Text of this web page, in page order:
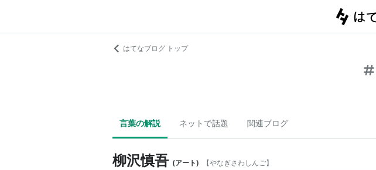
はてなブログ トップ
言葉の解説 ネットで話題 関連ブログ
柳沢慎吾 (アート) 【やなぎさわしんご】